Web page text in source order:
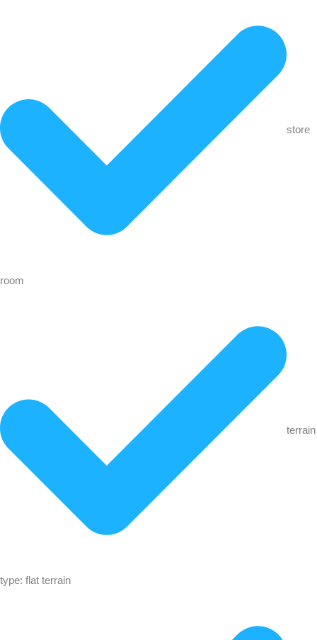
store
room
terrain
type: flat terrain